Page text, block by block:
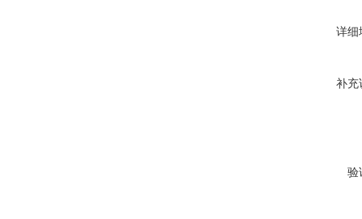
详细
补充
验